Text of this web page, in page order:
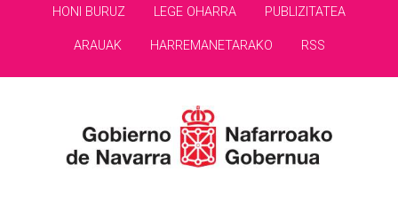
HONI BURUZ LEGE OHARRA PUBLIZITATEA
ARAUAK HARREMANETARAKO RSS